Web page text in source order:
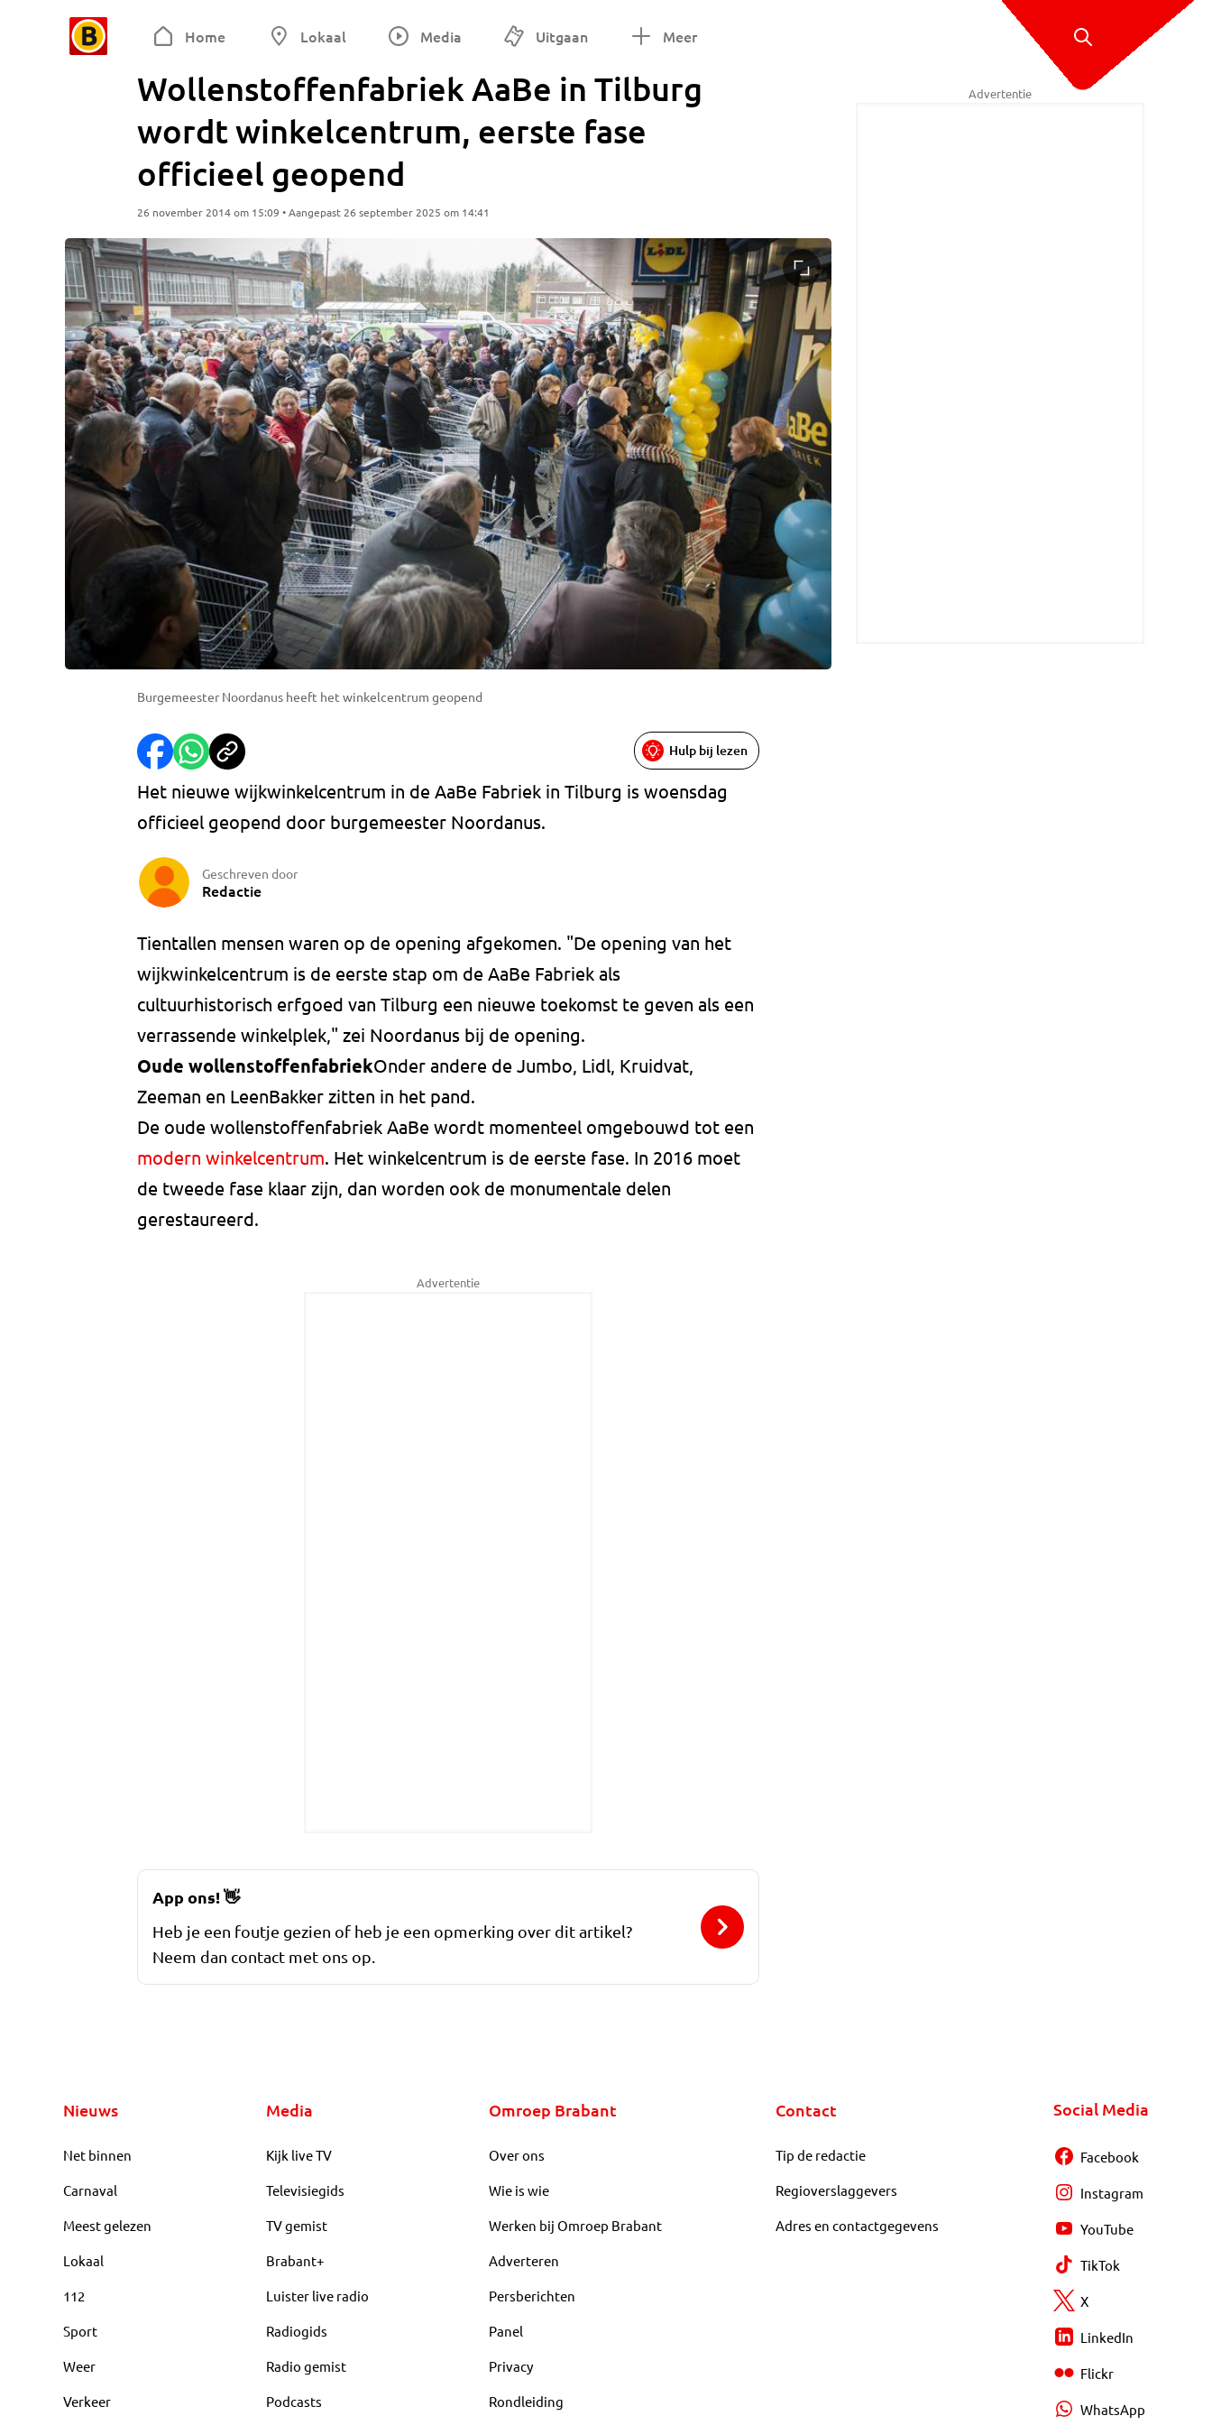
Home Lokaal Media Uitgaan Meer
Wollenstoffenfabriek AaBe in Tilburg
wordt winkelcentrum, eerste fase
officieel geopend
26 november 2014 om 15:09 • Aangepast 26 september 2025 om 14:41
Burgemeester Noordanus heeft het winkelcentrum geopend
Hulp bij lezen
Het nieuwe wijkwinkelcentrum in de AaBe Fabriek in Tilburg is woensdag
officieel geopend door burgemeester Noordanus.
Geschreven door
Redactie
Tientallen mensen waren op de opening afgekomen. "De opening van het
wijkwinkelcentrum is de eerste stap om de AaBe Fabriek als
cultuurhistorisch erfgoed van Tilburg een nieuwe toekomst te geven als een
verrassende winkelplek," zei Noordanus bij de opening.
Oude wollenstoffenfabriekOnder andere de Jumbo, Lidl, Kruidvat,
Zeeman en LeenBakker zitten in het pand.
De oude wollenstoffenfabriek AaBe wordt momenteel omgebouwd tot een
modern winkelcentrum. Het winkelcentrum is de eerste fase. In 2016 moet
de tweede fase klaar zijn, dan worden ook de monumentale delen
gerestaureerd.
Advertentie
Advertentie
App ons!👋
Heb je een foutje gezien of heb je een opmerking over dit artikel?
Neem dan contact met ons op.
Nieuws
Net binnen
Carnaval
Meest gelezen
Lokaal
112
Sport
Weer
Verkeer
Media
Kijk live TV
Televisiegids
TV gemist
Brabant+
Luister live radio
Radiogids
Radio gemist
Podcasts
Omroep Brabant
Over ons
Wie is wie
Werken bij Omroep Brabant
Adverteren
Persberichten
Panel
Privacy
Rondleiding
Contact
Tip de redactie
Regioverslaggevers
Adres en contactgegevens
Social Media
Facebook
Instagram
YouTube
TikTok
X
LinkedIn
Flickr
WhatsApp